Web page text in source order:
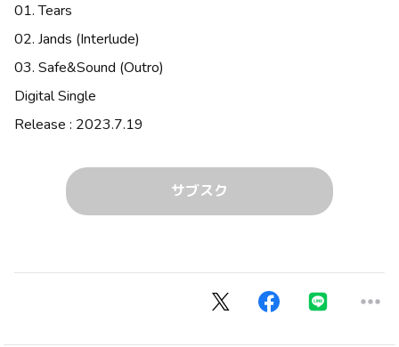
01. Tears
02. Jands (Interlude)
03. Safe&Sound (Outro)
Digital Single
Release : 2023.7.19
サブスク